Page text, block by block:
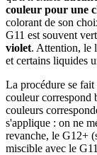
couleur pour une
colorant de son
G11 est souvent
violet. Attention, le
et certains liquides
La procédure se fait
couleur correspond
couleurs
s'applique : on ne
revanche, le G12+
miscible avec le